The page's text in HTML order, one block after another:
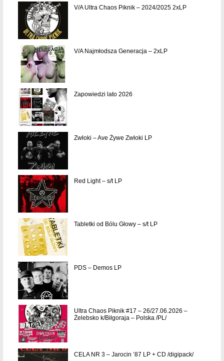
V/A Ultra Chaos Piknik – 2024/2025 2xLP
V/A Najmłodsza Generacja – 2xLP
Zapowiedzi lato 2026
Zwłoki – Ave Żywe Zwłoki LP
Red Light – s/t LP
Tabletki od Bólu Głowy – s/t LP
PDS – Demos LP
Ultra Chaos Piknik #17 – 26/27.06.2026 –
Żelebsko k/Biłgoraja – Polska /PL/
CELA NR 3 – Jarocin ’87 LP + CD /digipack/